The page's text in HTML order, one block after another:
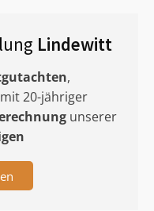
Lindewitt
,
20-jähriger
unserer